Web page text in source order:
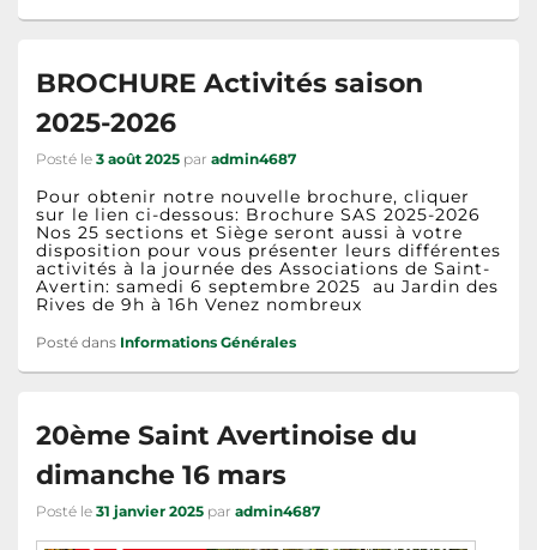
BROCHURE Activités saison
2025-2026
Posté le 3 août 2025 par admin4687
Pour obtenir notre nouvelle brochure, cliquer
sur le lien ci-dessous: Brochure SAS 2025-2026
Nos 25 sections et Siège seront aussi à votre
disposition pour vous présenter leurs différentes
activités à la journée des Associations de Saint-
Avertin: samedi 6 septembre 2025 au Jardin des
Rives de 9h à 16h Venez nombreux
Posté dans Informations Générales
20ème Saint Avertinoise du
dimanche 16 mars
Posté le 31 janvier 2025 par admin4687